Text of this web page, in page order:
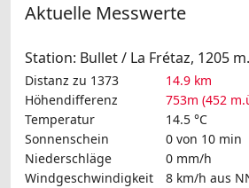
Aktuelle Messwerte
Station: Bullet / La Frétaz, 1205
Distanz zu 1373
14.9 km
Höhendifferenz
753m (452
Temperatur
14.5 °C
Sonnenschein
0 von 10 min
Niederschläge
0 mm/h
Windgeschwindigkeit
8 km/h aus